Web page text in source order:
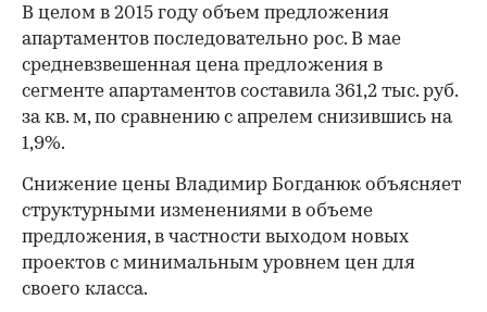
В целом в 2015 году объем предложения
апартаментов последовательно рос. В мае
средневзвешенная цена предложения в
сегменте апартаментов составила 361,2 тыс. руб.
за кв. м, по сравнению с апрелем снизившись на
1,9%.
Снижение цены Владимир Богданюк объясняет
структурными изменениями в объеме
предложения, в частности выходом новых
проектов с минимальным уровнем цен для
своего класса.